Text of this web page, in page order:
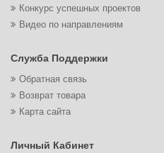
Конкурс успешных проектов
Видео по направлениям
Служба Поддержки
Обратная связь
Возврат товара
Карта сайта
Личный Кабинет